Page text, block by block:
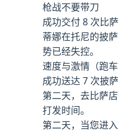
枪战不要带刀
成功交付 8 次比
蒂娜在托尼的披
势已经失控。
速度与激情（跑车
成功送达 7 次披萨
第二天，去比萨
打发时间。
第二天，当您进